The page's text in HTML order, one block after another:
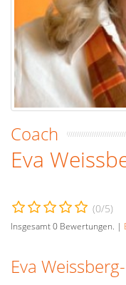
Coach
Eva
(0/5)
Insgesamt0 Bewertungen. |
Eva